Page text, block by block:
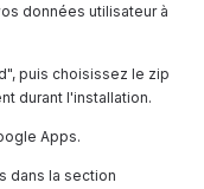
données utilisateur à
puis choisissez le zip
durant l'installation.
Apps.
dans la section